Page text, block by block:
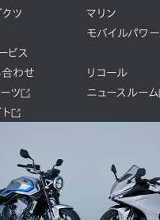
ツ
マリン
モバイルパワー
ビス
合わせ
リコール
ツ
ニュースルーム